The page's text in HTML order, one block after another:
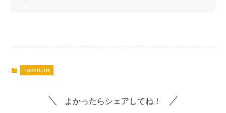
Facebook
よかったらシェアしてね！